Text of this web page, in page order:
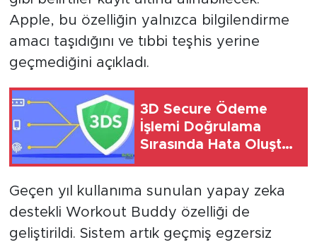
Apple, bu özelliğin yalnızca bilgilendirme
amacı taşıdığını ve tıbbi teşhis yerine
geçmediğini açıkladı.
3D Secure Ödeme
İşlemi Doğrulama
Sırasında Hata Oluştu
Geçen yıl kullanıma sunulan yapay zeka
destekli Workout Buddy özelliği de
geliştirildi. Sistem artık geçmiş egzersiz